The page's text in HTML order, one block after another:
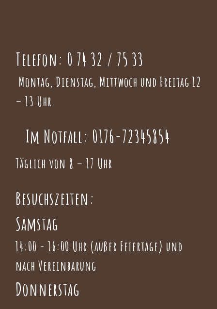
Telefon: 0 74 32 / 75 33
Montag, Dienstag, Mittwoch und Freitag 12
– 13 Uhr
Im Notfall: 0176-72345854
Täglich von 8 – 17 Uhr
Besuchszeiten:
Samstag
14:00 - 16:00 Uhr (außer Feiertage) und
nach Vereinbarung
Donnerstag